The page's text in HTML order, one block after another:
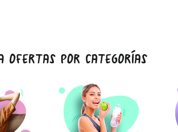
OFERTAS POR CATEGORÍAS